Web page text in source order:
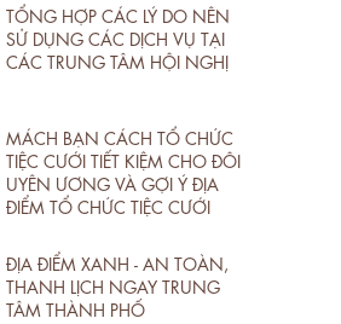
TỔNG HỢP CÁC LÝ DO NÊN
SỬ DỤNG CÁC DỊCH VỤ TẠI
CÁC TRUNG TÂM HỘI NGHỊ
MÁCH BẠN CÁCH TỔ CHỨC
TIỆC CƯỚI TIẾT KIỆM CHO ĐÔI
UYÊN ƯƠNG VÀ GỢI Ý ĐỊA
ĐIỂM TỔ CHỨC TIỆC CƯỚI
ĐỊA ĐIỂM XANH - AN TOÀN,
THANH LỊCH NGAY TRUNG
TÂM THÀNH PHỐ